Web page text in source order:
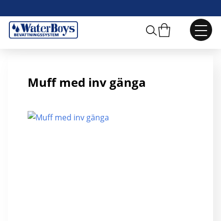
R50 Muff
Muff med inv gänga